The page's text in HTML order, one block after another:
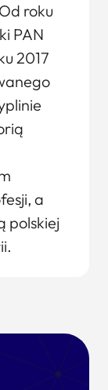
roku
PAN
2017
a
polskiej